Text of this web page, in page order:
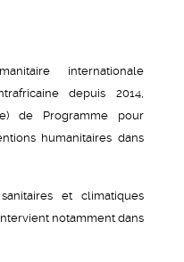
internationale
depuis 2014,
de Programme pour
humanitaires dans
et climatiques
notamment dans